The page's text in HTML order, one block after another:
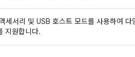
세서리 및 USB 호스트 모드를 사용하여
지원합니다.